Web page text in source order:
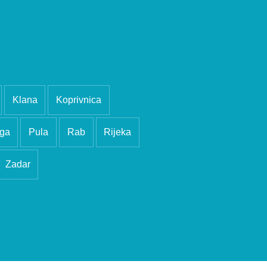
Klana Koprivnica
Pula Rab Rijeka
Zadar